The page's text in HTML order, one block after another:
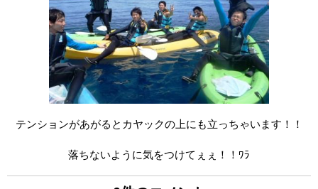
テンションがあがるとカヤックの上にも立っちゃいます！！
落ちないように気をつけてぇぇ！！ﾜﾗ